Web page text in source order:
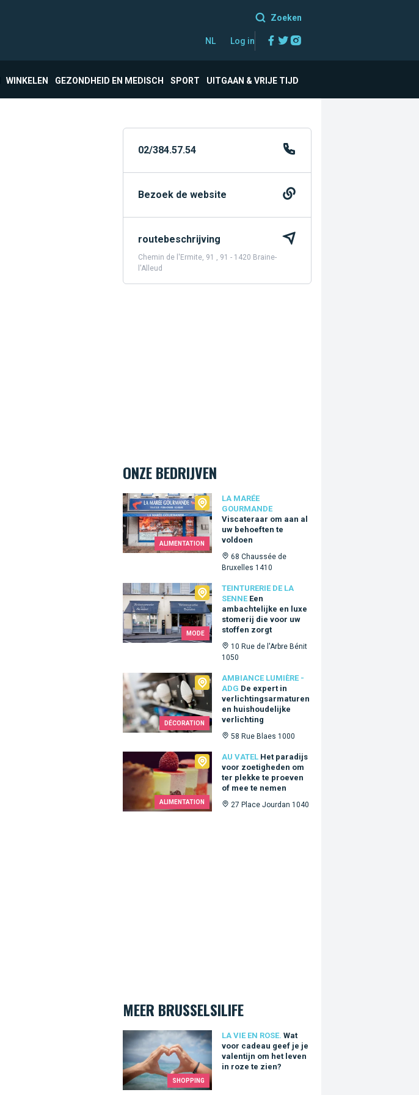
Zoeken
NL Log in Facebook
Twitter
WINKELEN GEZONDHEID EN MEDISCH SPORT UITGAAN & VRIJE TIJD
02/384.57.54
Bezoek de website
routebeschrijving
Chemin de l'Ermite, 91 , 91 - 1420 Braine-
l'Alleud
ONZE BEDRIJVEN
ALIMENTATION
LA MARÉE
GOURMANDE
Viscateraar om aan al
uw behoeften te
voldoen
68 Chaussée de
Bruxelles 1410
La Marée Gourmande
MODE
TEINTURERIE DE LA
SENNE Een
ambachtelijke en luxe
stomerij die voor uw
stoffen zorgt
10 Rue de l'Arbre Bénit
1050
Teinturerie de la Senne
DÉCORATION
AMBIANCE LUMIÈRE -
ADG De expert in
verlichtingsarmaturen
en huishoudelijke
verlichting
58 Rue Blaes 1000
Ambiance Lumière - ADG
ALIMENTATION
AU VATEL Het paradijs
voor zoetigheden om
ter plekke te proeven
of mee te nemen
27 Place Jourdan 1040
Au Vatel
MEER BRUSSELSILIFE
SHOPPING
LA VIE EN ROSE. Wat
voor cadeau geef je je
valentijn om het leven
in roze te zien?
Wat voor cadeau geef je je valentijn om het leven in roze te zien?